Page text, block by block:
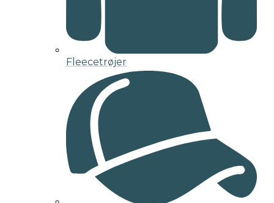
Fleecetrøjer